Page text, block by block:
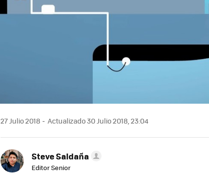
27 Julio 2018 Actualizado 30 Julio 2018, 23:04
Steve Saldaña
Editor Senior